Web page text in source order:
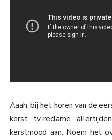
Aaah, bij het horen van de
kerst tv-reclame
kerstmood aan. Noem het